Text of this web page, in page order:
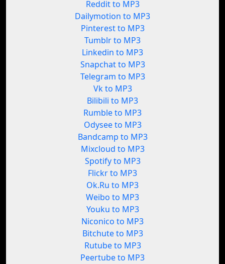
Reddit to MP3
Dailymotion to MP3
Pinterest to MP3
Tumblr to MP3
Linkedin to MP3
Snapchat to MP3
Telegram to MP3
Vk to MP3
Bilibili to MP3
Rumble to MP3
Odysee to MP3
Bandcamp to MP3
Mixcloud to MP3
Spotify to MP3
Flickr to MP3
Ok.Ru to MP3
Weibo to MP3
Youku to MP3
Niconico to MP3
Bitchute to MP3
Rutube to MP3
Peertube to MP3